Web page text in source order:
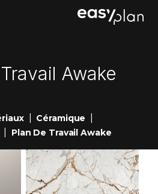
Awake
Céramique
Plan De Travail Awake